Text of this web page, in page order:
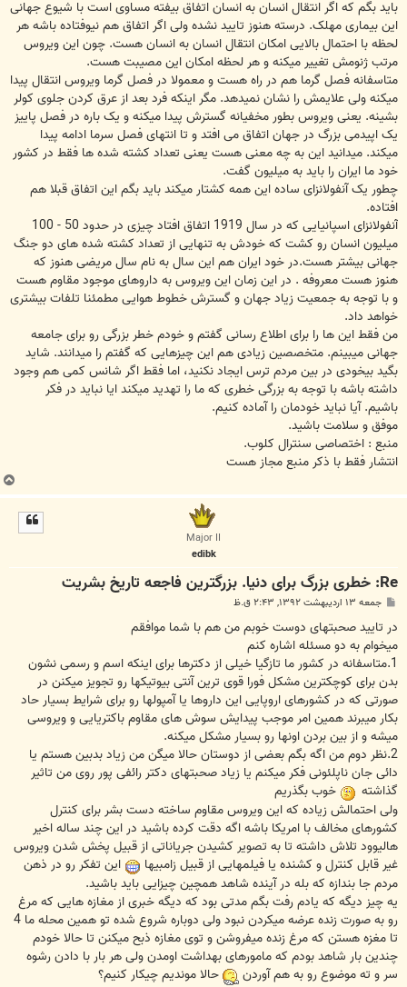
باید بگم که اگر انتقال انسان به انسان اتفاق بیفته مساوی است با شیوع جهانی
این بیماری مهلک. درسته هنوز تایید نشده ولی اگر اتفاق هم نیوفتاده باشه هر
لحظه با احتمال بالایی امکان انتقال انسان به انسان هست. چون این ویروس
مرتب ژنومش تغییر میکنه و هر لحظه امکان این مصیبت هست.
متاسفانه فصل گرما هم در راه هست و معمولا در فصل گرما ویروس انتقال پیدا
میکنه ولی علایمش را نشان نمیدهد. مگر اینکه فرد بعد از عرق کردن جلوی کولر
بشینه. یعنی ویروس بطور مخفیانه گسترش پیدا میکنه و یک باره در فصل پاییز
یک اپیدمی بزرگ در جهان اتفاق می افتد و تا انتهای فصل سرما ادامه پیدا
میکند. میدانید این به چه معنی هست یعنی تعداد کشته شده ها فقط در کشور
خود ما ایران را باید به میلیون گفت.
چطور یک آنفولانزای ساده این همه کشتار میکند باید بگم این اتفاق قبلا هم
افتاده.
آنفولانزای اسپانیایی که در سال 1919 اتفاق افتاد چیزی در حدود 50 - 100
میلیون انسان رو کشت که خودش به تنهایی از تعداد کشته شده های دو جنگ
جهانی بیشتر هست.در خود ایران هم این سال به نام سال مریضی هنوز که
هنوز هست معروفه . در این زمان این ویروس به داروهای موجود مقاوم هست
و با توجه به جمعیت زیاد جهان و گسترش خطوط هوایی مطمئنا تلفات بیشتری
خواهد داد.
من فقط این ها را برای اطلاع رسانی گفتم و خودم خطر بزرگی رو برای جامعه
جهانی میبینم. متخصصین زیادی هم این چیزهایی که گفتم را میدانند. شاید
بگید بیخودی در بین مردم ترس ایجاد نکنید، اما فقط اگر شانس کمی هم وجود
داشته باشه با توجه به بزرگی خطری که ما را تهدید میکند ایا نباید در فکر
باشیم. آیا نباید خودمان را آماده کنیم.
موفق و سلامت باشید.
منبع : اختصاصی سنترال کلوب.
انتشار فقط با ذکر منبع مجاز هست
Major II
edibk
Re: خطری بزرگ برای دنیا. بزرگترین فاجعه تاریخ بشریت
ت
جمعه ۱۳ اردیبهشت ۱۳۹۲, ۲:۴۳ ق.ظ
در تایید صحبتهای دوست خوبم من هم با شما موافقم
میخوام به دو مسئله اشاره کنم
1.متاسفانه در کشور ما تازگیا خیلی از دکترها برای اینکه اسم و رسمی نشون
بدن برای کوچکترین مشکل فورا قوی ترین آنتی بیوتیکها رو تجویز میکنن در
صورتی که در کشورهای اروپایی این داروها یا آمپولها رو برای شرایط بسیار حاد
بکار میبرند همین امر موجب پیدایش سوش های مقاوم باکتریایی و ویروسی
میشه و از بین بردن اونها رو بسیار مشکل میکنه.
2.نظر دوم من اگه بگم بعضی از دوستان حالا میگن من زیاد بدبین هستم یا
دائی جان ناپلئونی فکر میکنم یا زیاد صحبتهای دکتر رائفی پور روی من تاثیر
گذاشته
خوب بگذریم
ولی احتمالش زیاده که این ویروس مقاوم ساخته دست بشر برای کنترل
کشورهای مخالف با امریکا باشه اگه دقت کرده باشید در این چند ساله اخیر
هالیوود تلاش داشته تا به تصویر کشیدن جریاناتی از قبیل پخش شدن ویروس
غیر قابل کنترل و کشنده یا فیلمهایی از قبیل زامبیها
این تفکر رو در ذهن
مردم جا بندازه که بله در آینده شاهد همچین چیزایی باید باشید.
یه چیز دیگه که یادم رفت بگم مدتی بود که دیگه خبری از مغازه هایی که مرغ
رو به صورت زنده عرضه میکردن نبود ولی دوباره شروع شده تو همین محله ما 4
تا مغزه هستن که مرغ زنده میفروشن و توی مغازه ذبح میکنن تا حالا خودم
چندین بار شاهد بودم که مامورهای بهداشت اومدن ولی هر بار با دادن رشوه
سر و ته موضوع رو به هم آوردن
حالا موندیم چیکار کنیم؟